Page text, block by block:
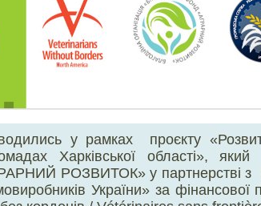
у рамках проєкту
Харківської області»,
РОЗВИТОК» у партнерстві з
України» за фінансової